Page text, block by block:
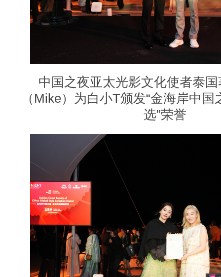
中国之夜亚太光影文化使者泰
（Mike） 为白小T颁发“金海岸中国
选”荣誉